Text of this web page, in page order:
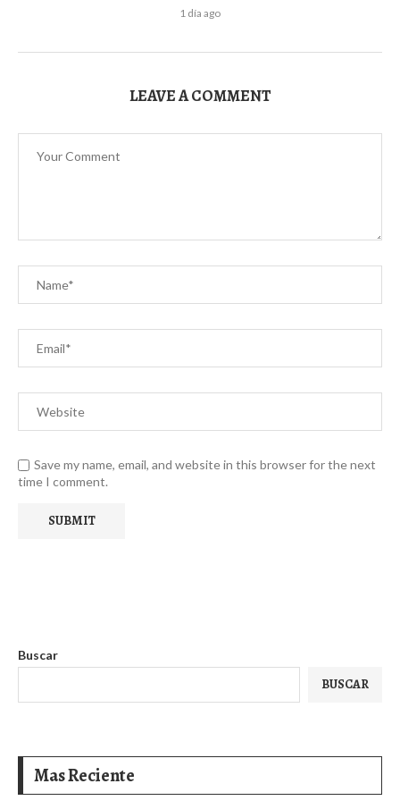
1 día ago
LEAVE A COMMENT
Save my name, email, and website in this browser for the next
time I comment.
Buscar
BUSCAR
Mas Reciente